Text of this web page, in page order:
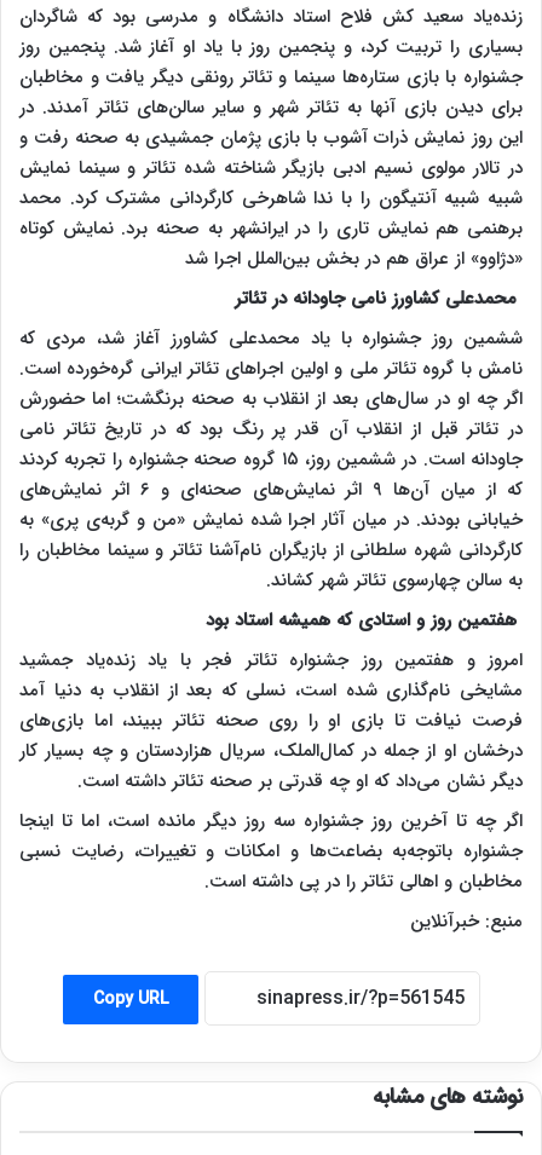
زنده‌یاد سعید کش فلاح استاد دانشگاه و مدرسی بود که شاگردان
بسیاری را تربیت کرد، و پنجمین روز با یاد او آغاز شد. پنجمین روز
جشنواره با بازی ستاره‌ها سینما و تئاتر رونقی دیگر یافت و مخاطبان
برای دیدن بازی آنها به تئاتر شهر و سایر سالن‌های تئاتر آمدند. در
این روز نمایش ذرات آشوب با بازی پژمان جمشیدی به صحنه رفت و
در تالار مولوی نسیم ادبی بازیگر شناخته شده تئاتر و سینما نمایش
شبیه شبیه آنتیگون را با ندا شاهرخی کارگردانی مشترک کرد. محمد
برهنمی هم نمایش تاری را در ایرانشهر به صحنه برد. نمایش کوتاه
«دژاوو» از عراق هم در بخش بین‌الملل اجرا شد
محمدعلی کشاورز نامی جاودانه در تئاتر
ششمین روز جشنواره با یاد محمدعلی کشاورز آغاز شد، مردی که
نامش با گروه تئاتر ملی و اولین اجراهای تئاتر ایرانی گره‌خورده است.
اگر چه او در سال‌های بعد از انقلاب به صحنه برنگشت؛ اما حضورش
در تئاتر قبل از انقلاب آن قدر پر رنگ بود که در تاریخ تئاتر نامی
جاودانه است. در ششمین روز، ۱۵ گروه صحنه جشنواره را تجربه کردند
که از میان آن‌ها ۹ اثر نمایش‌های صحنه‌ای و ۶ اثر نمایش‌های
خیابانی بودند. در میان آثار اجرا شده نمایش «من و گربه‌ی پری» به
کارگردانی شهره سلطانی از بازیگران نام‌آشنا تئاتر و سینما مخاطبان را
به سالن چهارسوی تئاتر شهر کشاند.
هفتمین روز و استادی که همیشه استاد بود
امروز و هفتمین روز جشنواره تئاتر فجر با یاد زنده‌یاد جمشید
مشایخی نام‌گذاری شده است، نسلی که بعد از انقلاب به دنیا آمد
فرصت نیافت تا بازی او را روی صحنه تئاتر ببیند، اما بازی‌های
درخشان او از جمله در کمال‌الملک، سریال هزاردستان و چه بسیار کار
دیگر نشان می‌داد که او چه قدرتی بر صحنه تئاتر داشته است.
اگر چه تا آخرین روز جشنواره سه روز دیگر مانده است، اما تا اینجا
جشنواره باتوجه‌به بضاعت‌ها و امکانات و تغییرات، رضایت نسبی
مخاطبان و اهالی تئاتر را در پی داشته است.
منبع: خبرآنلاین
Copy URL
نوشته های مشابه